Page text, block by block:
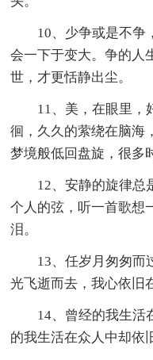
10、少争或是不争
会一下于变大。争的人
世，才更恬静出尘。
11、美，在眼里，
徊，久久的萦绕在脑海
梦境般低回盘旋，很多
12、安静的旋律总
个人的弦，听一首歌想
泪。
13、任岁月匆匆而
光飞逝而去，我心依旧
14、曾经的我生活
的我生活在众人中却依